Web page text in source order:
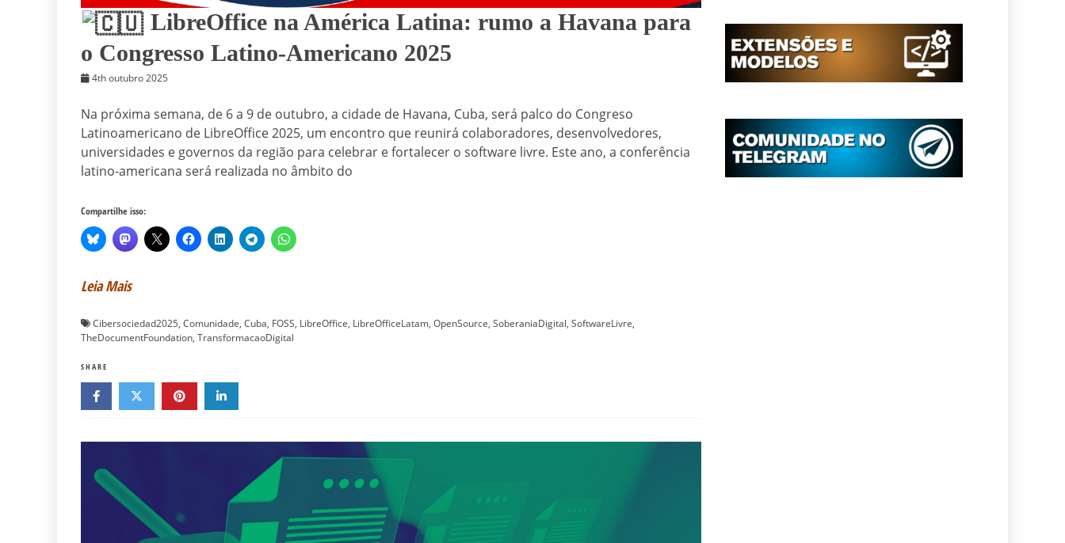
LibreOffice na América Latina: rumo a Havana para
o Congresso Latino-Americano 2025
4th outubro 2025
Na próxima semana, de 6 a 9 de outubro, a cidade de Havana, Cuba, será palco do Congreso
Latinoamericano de LibreOffice 2025, um encontro que reunirá colaboradores, desenvolvedores,
universidades e governos da região para celebrar e fortalecer o software livre. Este ano, a conferência
latino-americana será realizada no âmbito do
Compartilhe isso:
Leia Mais
Cibersociedad2025, Comunidade, Cuba, FOSS, LibreOffice, LibreOfficeLatam, OpenSource, SoberaniaDigital, SoftwareLivre,
TheDocumentFoundation, TransformacaoDigital
SHARE